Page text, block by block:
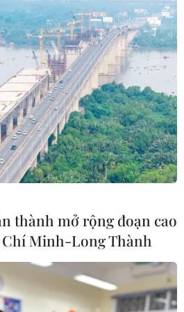
- Phó Giám đốc Bệnh viện
là một trong 10 cá nhân
thành phố Hà Nội tặng thưởng
đô ưu tú” năm 2020
thành mở rộng đoạn cao
Minh-Long Thành